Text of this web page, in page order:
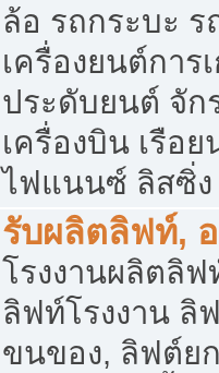
ล้อ รถกระบะ
เครื่องยนต์การ
ประดับยนต์ จัก
เครื่องบิน เรือ
ไฟแนนซ์ ลิสซิ่ง
รับผลิตลิฟท์,
โรงงานผลิตลิ
ลิฟท์โรงงาน ลิ
ขนของ, ลิฟต์ย